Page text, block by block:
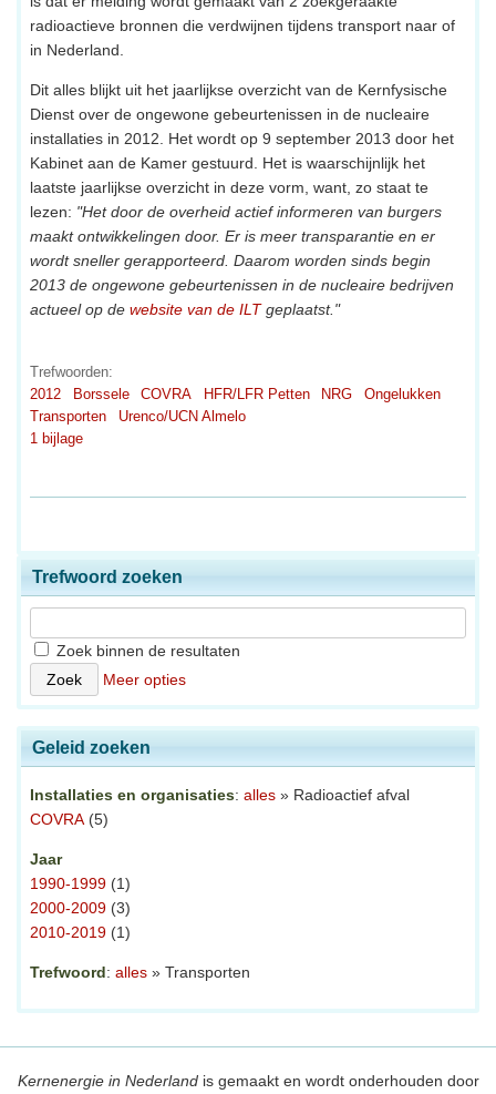
radioactieve bronnen die verdwijnen tijdens transport naar of
in Nederland.
Dit alles blijkt uit het jaarlijkse overzicht van de Kernfysische
Dienst over de ongewone gebeurtenissen in de nucleaire
installaties in 2012. Het wordt op 9 september 2013 door het
Kabinet aan de Kamer gestuurd. Het is waarschijnlijk het
laatste jaarlijkse overzicht in deze vorm, want, zo staat te
lezen: "Het door de overheid actief informeren van burgers
maakt ontwikkelingen door. Er is meer transparantie en er
wordt sneller gerapporteerd. Daarom worden sinds begin
2013 de ongewone gebeurtenissen in de nucleaire bedrijven
actueel op de website van de ILTgeplaatst."
Trefwoorden:
2012
Borssele COVRA HFR/LFR Petten NRG
Ongelukken
Transporten
Urenco/UCN Almelo
1 bijlage
Trefwoord zoeken
Zoek binnen de resultaten
Meer opties
Geleid zoeken
Installaties en organisaties: alles » Radioactief afval
COVRA (5)
Jaar
1990-1999 (1)
2000-2009 (3)
2010-2019 (1)
Trefwoord: alles » Transporten
Kernenergie in Nederlandis gemaakt en wordt onderhouden door